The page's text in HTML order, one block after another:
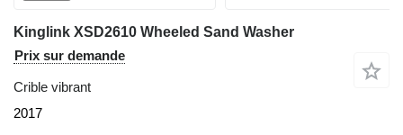
Kinglink XSD2610 Wheeled Sand Washer
Prix sur demande
Crible vibrant
2017